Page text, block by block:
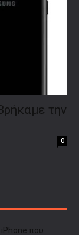
την
0
iPhone που